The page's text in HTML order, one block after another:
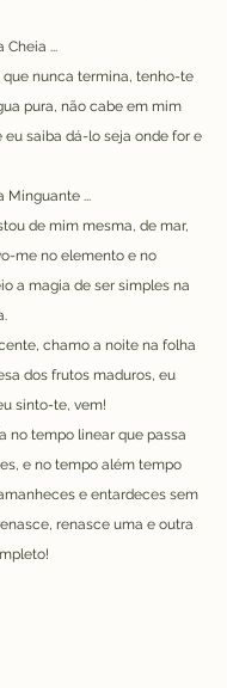
Cheia ...
que nunca termina, tenho-te
pura, não cabe em mim
eu saiba dá-lo seja onde for e
Minguante ...
de mim mesma, de mar,
me no elemento e no
a magia de ser simples na
chamo a noite na folha
dos frutos maduros, eu
sinto-te, vem!
no tempo linear que passa
e no tempo além tempo
e entardeces sem
renasce uma e outra